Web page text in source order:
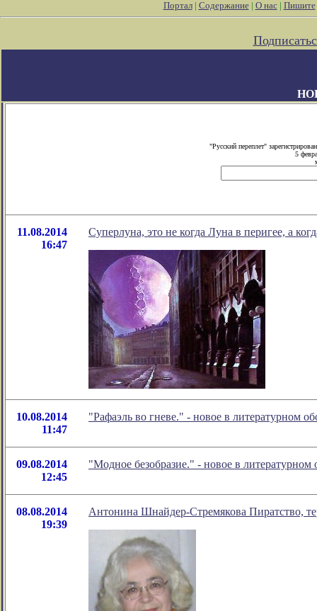
Портал| Содержание| О нас| Пишите
"Русский переплет"
5
11.08.2014
16:47
Суперлуна, это не когда Луна в перигее, а
10.08.2014
11:47
"Рафаэль во гневе." - новое в литературном
09.08.2014
12:45
"Модное безобразие." - новое в
08.08.2014
19:39
Антонина Шнайдер-Стремякова Пиратство,